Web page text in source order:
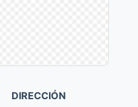
DIRECCIÓN